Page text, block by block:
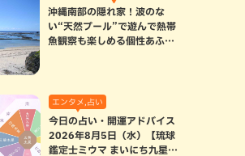
沖縄南部の隠れ家！波のな
い“天然プール”で遊んで熱帯
魚観察も楽しめる個性あふれ
エンタメ,占い
今日の占い・開運アドバイス
2026年8月5日（水）【琉球
鑑定士ミウマ まいにち九星気